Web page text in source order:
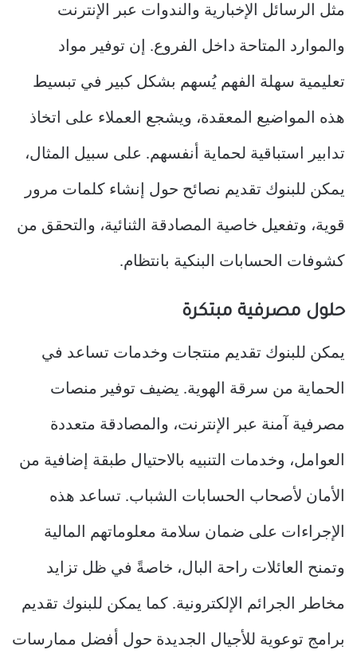
مثل الرسائل الإخبارية والندوات عبر الإنترنت
والموارد المتاحة داخل الفروع. إن توفير مواد
تعليمية سهلة الفهم يُسهم بشكل كبير في تبسيط
هذه المواضيع المعقدة، ويشجع العملاء على اتخاذ
تدابير استباقية لحماية أنفسهم. على سبيل المثال،
يمكن للبنوك تقديم نصائح حول إنشاء كلمات مرور
قوية، وتفعيل خاصية المصادقة الثنائية، والتحقق من
كشوفات الحسابات البنكية بانتظام.
حلول مصرفية مبتكرة
يمكن للبنوك تقديم منتجات وخدمات تساعد في
الحماية من سرقة الهوية. يضيف توفير منصات
مصرفية آمنة عبر الإنترنت، والمصادقة متعددة
العوامل، وخدمات التنبيه بالاحتيال طبقة إضافية من
الأمان لأصحاب الحسابات الشباب. تساعد هذه
الإجراءات على ضمان سلامة معلوماتهم المالية
وتمنح العائلات راحة البال، خاصةً في ظل تزايد
مخاطر الجرائم الإلكترونية. كما يمكن للبنوك تقديم
برامج توعوية للأجيال الجديدة حول أفضل ممارسات